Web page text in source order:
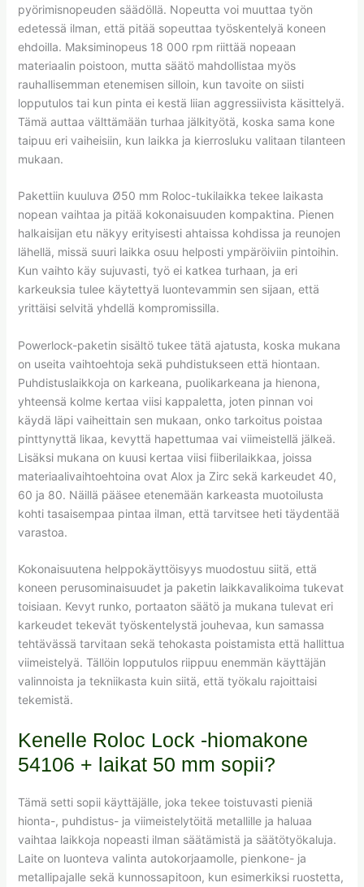
pyörimisnopeuden säädöllä. Nopeutta voi muuttaa työn
edetessä ilman, että pitää sopeuttaa työskentelyä koneen
ehdoilla. Maksiminopeus 18 000 rpm riittää nopeaan
materiaalin poistoon, mutta säätö mahdollistaa myös
rauhallisemman etenemisen silloin, kun tavoite on siisti
lopputulos tai kun pinta ei kestä liian aggressiivista käsittelyä.
Tämä auttaa välttämään turhaa jälkityötä, koska sama kone
taipuu eri vaiheisiin, kun laikka ja kierrosluku valitaan tilanteen
mukaan.
Pakettiin kuuluva Ø50 mm Roloc-tukilaikka tekee laikasta
nopean vaihtaa ja pitää kokonaisuuden kompaktina. Pienen
halkaisijan etu näkyy erityisesti ahtaissa kohdissa ja reunojen
lähellä, missä suuri laikka osuu helposti ympäröiviin pintoihin.
Kun vaihto käy sujuvasti, työ ei katkea turhaan, ja eri
karkeuksia tulee käytettyä luontevammin sen sijaan, että
yrittäisi selvitä yhdellä kompromissilla.
Powerlock-paketin sisältö tukee tätä ajatusta, koska mukana
on useita vaihtoehtoja sekä puhdistukseen että hiontaan.
Puhdistuslaikkoja on karkeana, puolikarkeana ja hienona,
yhteensä kolme kertaa viisi kappaletta, joten pinnan voi
käydä läpi vaiheittain sen mukaan, onko tarkoitus poistaa
pinttynyttä likaa, kevyttä hapettumaa vai viimeistellä jälkeä.
Lisäksi mukana on kuusi kertaa viisi fiiberilaikkaa, joissa
materiaalivaihtoehtoina ovat Alox ja Zirc sekä karkeudet 40,
60 ja 80. Näillä pääsee etenemään karkeasta muotoilusta
kohti tasaisempaa pintaa ilman, että tarvitsee heti täydentää
varastoa.
Kokonaisuutena helppokäyttöisyys muodostuu siitä, että
koneen perusominaisuudet ja paketin laikkavalikoima tukevat
toisiaan. Kevyt runko, portaaton säätö ja mukana tulevat eri
karkeudet tekevät työskentelystä jouhevaa, kun samassa
tehtävässä tarvitaan sekä tehokasta poistamista että hallittua
viimeistelyä. Tällöin lopputulos riippuu enemmän käyttäjän
valinnoista ja tekniikasta kuin siitä, että työkalu rajoittaisi
tekemistä.
Kenelle Roloc Lock -hiomakone
54106 + laikat 50 mm sopii?
Tämä setti sopii käyttäjälle, joka tekee toistuvasti pieniä
hionta-, puhdistus- ja viimeistelytöitä metallille ja haluaa
vaihtaa laikkoja nopeasti ilman säätämistä ja säätötyökaluja.
Laite on luonteva valinta autokorjaamolle, pienkone- ja
metallipajalle sekä kunnossapitoon, kun esimerkiksi ruostetta,